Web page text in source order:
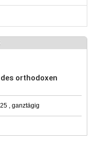
orthodoxen
, ganztägig